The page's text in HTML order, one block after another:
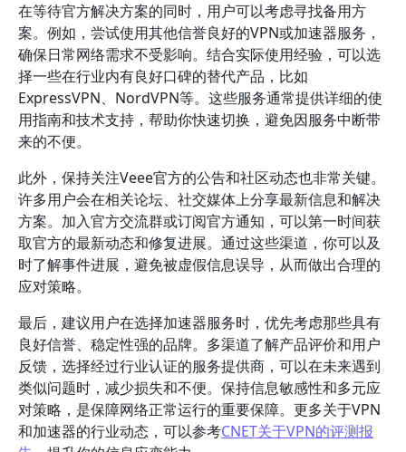
在等待官方解决方案的同时，用户可以考虑寻找备用方
案。例如，尝试使用其他信誉良好的VPN或加速器服务，
确保日常网络需求不受影响。结合实际使用经验，可以选
择一些在行业内有良好口碑的替代产品，比如
ExpressVPN、NordVPN等。这些服务通常提供详细的使
用指南和技术支持，帮助你快速切换，避免因服务中断带
来的不便。
此外，保持关注Veee官方的公告和社区动态也非常关键。
许多用户会在相关论坛、社交媒体上分享最新信息和解决
方案。加入官方交流群或订阅官方通知，可以第一时间获
取官方的最新动态和修复进展。通过这些渠道，你可以及
时了解事件进展，避免被虚假信息误导，从而做出合理的
应对策略。
最后，建议用户在选择加速器服务时，优先考虑那些具有
良好信誉、稳定性强的品牌。多渠道了解产品评价和用户
反馈，选择经过行业认证的服务提供商，可以在未来遇到
类似问题时，减少损失和不便。保持信息敏感性和多元应
对策略，是保障网络正常运行的重要保障。更多关于VPN
和加速器的行业动态，可以参考CNET关于VPN的评测报